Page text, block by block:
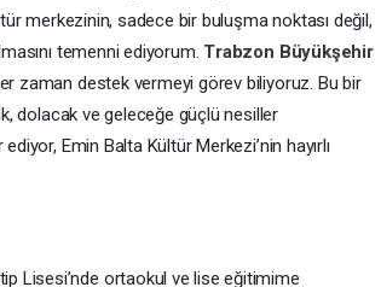
merkezinin, sadece bir buluşma noktası değil,
temenni ediyorum. Trabzon Büyükşehir
zaman destek vermeyi görev biliyoruz. Bu bir
dolacak ve geleceğe güçlü nesiller
Emin Balta Kültür Merkezi’nin hayırlı
Lisesi’nde ortaokul ve lise eğitimime